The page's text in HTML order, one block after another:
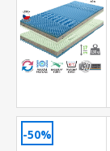
-50%